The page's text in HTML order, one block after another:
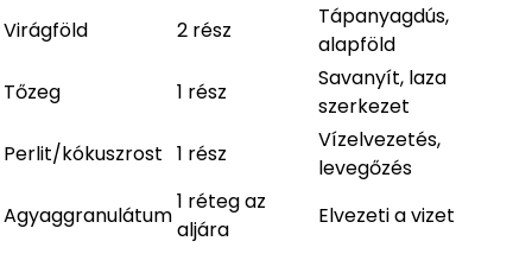
Virágföld
2 rész
Tápanyagdús,
alapföld
Tőzeg
1 rész
Savanyít, laza
szerkezet
Perlit/kókuszrost 1 rész
Vízelvezetés,
levegőzés
Agyaggranulátum
1 réteg az
aljára
Elvezeti a vizet